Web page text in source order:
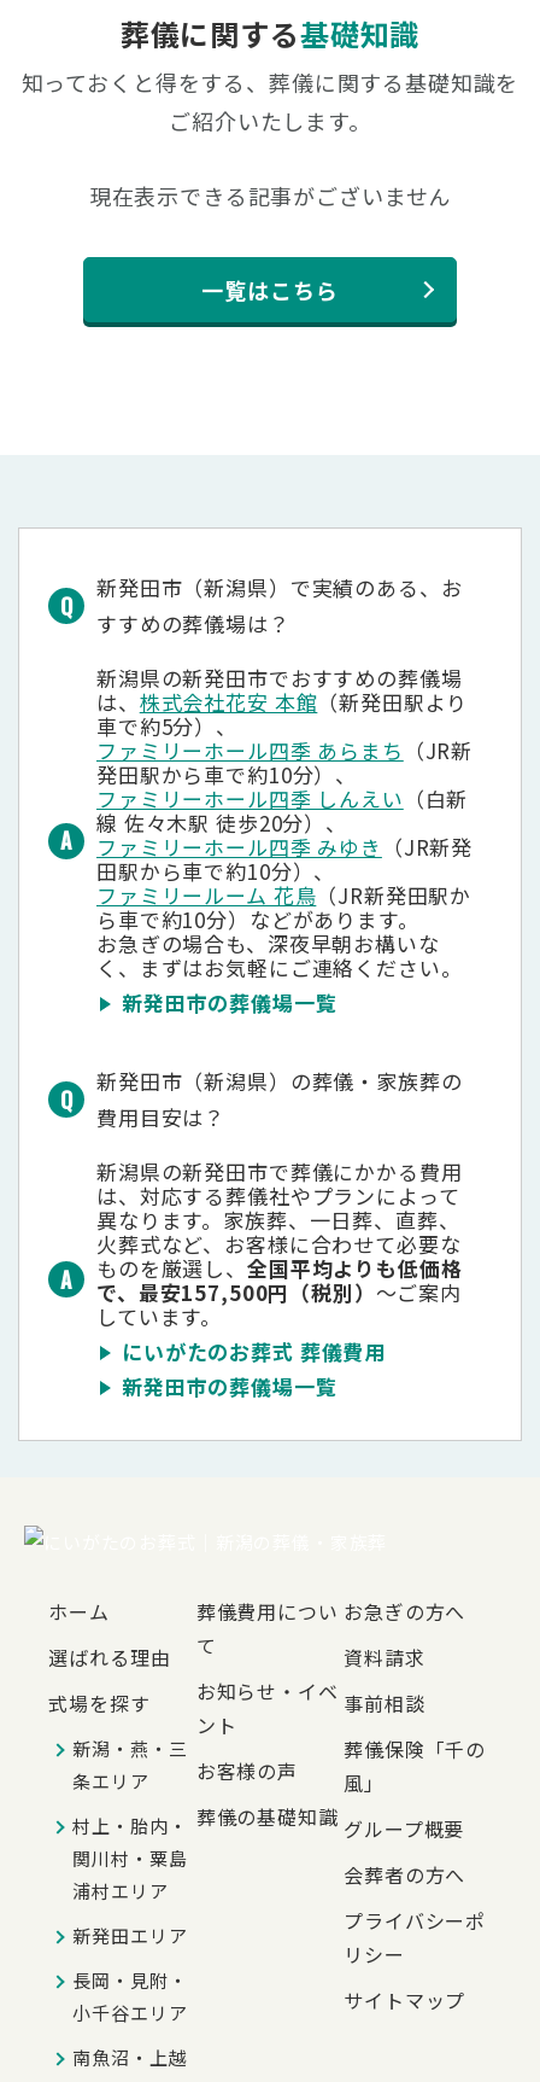
葬儀に関する基礎知識
知っておくと得をする、葬儀に関する基礎知識を
ご紹介いたします。
現在表示できる記事がございません
一覧はこちら
新発田市（新潟県）で実績のある、お
すすめの葬儀場は？
新潟県の新発田市でおすすめの葬儀場
は、 株式会社花安 本館 （新発田駅より
車で約5分）、
ファミリーホール四季 あらまち （JR新
発田駅から車で約10分）、
ファミリーホール四季 しんえい （白新
線 佐々木駅 徒歩20分）、
ファミリーホール四季 みゆき （JR新発
田駅から車で約10分）、
ファミリールーム 花鳥 （JR新発田駅か
ら車で約10分）などがあります。
お急ぎの場合も、深夜早朝お構いな
く、まずはお気軽にご連絡ください。
新発田市の葬儀場一覧
新発田市（新潟県）の葬儀・家族葬の
費用目安は？
新潟県の新発田市で葬儀にかかる費用
は、対応する葬儀社やプランによって
異なります。家族葬、一日葬、直葬、
火葬式など、お客様に合わせて必要な
ものを厳選し、 全国平均よりも低価格
で、最安157,500円（税別） ～ご案内
しています。
にいがたのお葬式 葬儀費用
新発田市の葬儀場一覧
ホーム
選ばれる理由
式場を探す
新潟・燕・三
条エリア
村上・胎内・
関川村・粟島
浦村エリア
新発田エリア
長岡・見附・
小千谷エリア
南魚沼・上越
葬儀費用につい
て
お知らせ・イベ
ント
お客様の声
葬儀の基礎知識
お急ぎの方へ
資料請求
事前相談
葬儀保険「千の
風」
グループ概要
会葬者の方へ
プライバシーポ
リシー
サイトマップ